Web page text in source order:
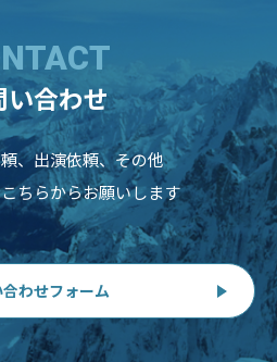
い合わせ
、出演依頼、その他
ちらからお願いします
わせフォーム